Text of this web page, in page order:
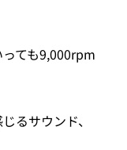
ても9,000rpm
るサウンド、